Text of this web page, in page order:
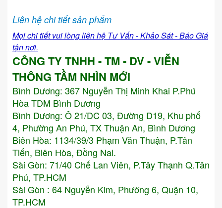
Liên hệ chi tiết sản phẩm
Mọi chi tiết vui lòng liên hệ Tư Vấn - Khảo Sát - Báo Giá
tận nơi.
CÔNG TY TNHH - TM - DV - VIỄN
THÔNG TẦM NHÌN MỚI
Bình Dương: 367 Nguyễn Thị Minh Khai P.Phú
Hòa TDM Bình Dương
Bình Dương: Ô 21/DC 03, Đường D19, Khu phố
4, Phường An Phú, TX Thuận An, Bình Dương
Biên Hòa: 1134/39/3 Phạm Văn Thuận, P.Tân
Tiến, Biên Hòa, Đồng Nai.
Sài Gòn: 71/40 Chế Lan Viên, P.Tây Thạnh Q.Tân
Phú, TP.HCM
Sài Gòn : 64 Nguyễn Kim, Phường 6, Quận 10,
TP.HCM